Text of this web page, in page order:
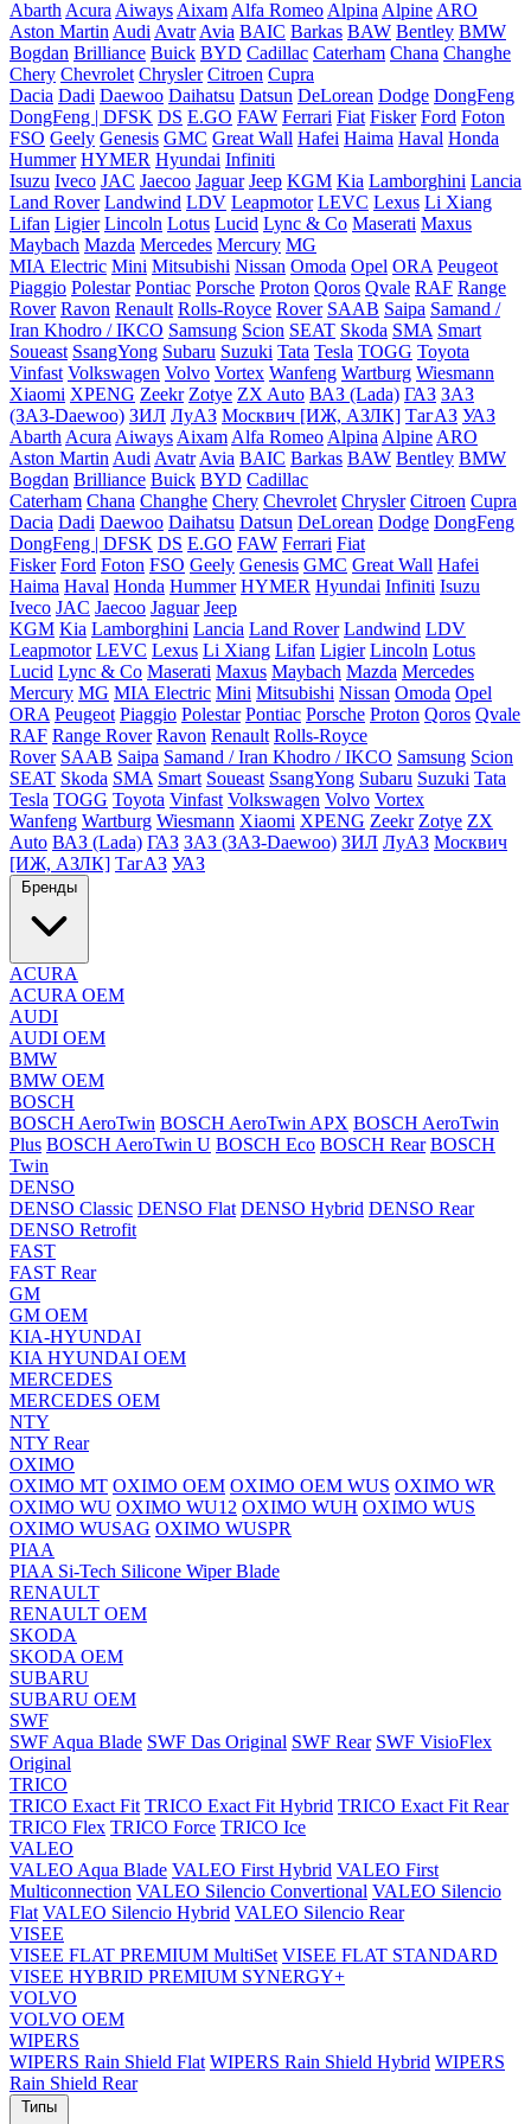
Abarth Acura Aiways Aixam Alfa Romeo Alpina Alpine ARO
Aston Martin Audi Avatr Avia BAIC Barkas BAW Bentley BMW
Bogdan Brilliance Buick BYD Cadillac Caterham Chana Changhe
Chery Chevrolet Chrysler Citroen Cupra
Dacia Dadi Daewoo Daihatsu Datsun DeLorean Dodge DongFeng
DongFeng | DFSK DS E.GO FAW Ferrari Fiat Fisker Ford Foton
FSO Geely Genesis GMC Great Wall Hafei Haima Haval Honda
Hummer HYMER Hyundai Infiniti
Isuzu Iveco JAC Jaecoo Jaguar Jeep KGM Kia Lamborghini Lancia
Land Rover Landwind LDV Leapmotor LEVC Lexus Li Xiang
Lifan Ligier Lincoln Lotus Lucid Lync & Co Maserati Maxus
Maybach Mazda Mercedes Mercury MG
MIA Electric Mini Mitsubishi Nissan Omoda Opel ORA Peugeot
Piaggio Polestar Pontiac Porsche Proton Qoros Qvale RAF Range
Rover Ravon Renault Rolls-Royce Rover SAAB Saipa Samand /
Iran Khodro / IKCO Samsung Scion SEAT Skoda SMA Smart
Soueast SsangYong Subaru Suzuki Tata Tesla TOGG Toyota
Vinfast Volkswagen Volvo Vortex Wanfeng Wartburg Wiesmann
Xiaomi XPENG Zeekr Zotye ZX Auto ВАЗ (Lada) ГАЗ ЗАЗ
(ЗАЗ-Daewoo) ЗИЛ ЛуАЗ Москвич [ИЖ, АЗЛК] ТагАЗ УАЗ
Abarth Acura Aiways Aixam Alfa Romeo Alpina Alpine ARO
Aston Martin Audi Avatr Avia BAIC Barkas BAW Bentley BMW
Bogdan Brilliance Buick BYD Cadillac
Caterham Chana Changhe Chery Chevrolet Chrysler Citroen Cupra
Dacia Dadi Daewoo Daihatsu Datsun DeLorean Dodge DongFeng
DongFeng | DFSK DS E.GO FAW Ferrari Fiat
Fisker Ford Foton FSO Geely Genesis GMC Great Wall Hafei
Haima Haval Honda Hummer HYMER Hyundai Infiniti Isuzu
Iveco JAC Jaecoo Jaguar Jeep
KGM Kia Lamborghini Lancia Land Rover Landwind LDV
Leapmotor LEVC Lexus Li Xiang Lifan Ligier Lincoln Lotus
Lucid Lync & Co Maserati Maxus Maybach Mazda Mercedes
Mercury MG MIA Electric Mini Mitsubishi Nissan Omoda Opel
ORA Peugeot Piaggio Polestar Pontiac Porsche Proton Qoros Qvale
RAF Range Rover Ravon Renault Rolls-Royce
Rover SAAB Saipa Samand / Iran Khodro / IKCO Samsung Scion
SEAT Skoda SMA Smart Soueast SsangYong Subaru Suzuki Tata
Tesla TOGG Toyota Vinfast Volkswagen Volvo Vortex
Wanfeng Wartburg Wiesmann Xiaomi XPENG Zeekr Zotye ZX
Auto ВАЗ (Lada) ГАЗ ЗАЗ (ЗАЗ-Daewoo) ЗИЛ ЛуАЗ Москвич
[ИЖ, АЗЛК] ТагАЗ УАЗ
Бренды
ACURA
ACURA OEM
AUDI
AUDI OEM
BMW
BMW OEM
BOSCH
BOSCH AeroTwin BOSCH AeroTwin APX BOSCH AeroTwin
Plus BOSCH AeroTwin U BOSCH Eco BOSCH Rear BOSCH
Twin
DENSO
DENSO Classic DENSO Flat DENSO Hybrid DENSO Rear
DENSO Retrofit
FAST
FAST Rear
GM
GM OEM
KIA-HYUNDAI
KIA HYUNDAI OEM
MERCEDES
MERCEDES OEM
NTY
NTY Rear
OXIMO
OXIMO MT OXIMO OEM OXIMO OEM WUS OXIMO WR
OXIMO WU OXIMO WU12 OXIMO WUH OXIMO WUS
OXIMO WUSAG OXIMO WUSPR
PIAA
PIAA Si-Tech Silicone Wiper Blade
RENAULT
RENAULT OEM
SKODA
SKODA OEM
SUBARU
SUBARU OEM
SWF
SWF Aqua Blade SWF Das Original SWF Rear SWF VisioFlex
Original
TRICO
TRICO Exact Fit TRICO Exact Fit Hybrid TRICO Exact Fit Rear
TRICO Flex TRICO Force TRICO Ice
VALEO
VALEO Aqua Blade VALEO First Hybrid VALEO First
Multiconnection VALEO Silencio Convertional VALEO Silencio
Flat VALEO Silencio Hybrid VALEO Silencio Rear
VISEE
VISEE FLAT PREMIUM MultiSet VISEE FLAT STANDARD
VISEE HYBRID PREMIUM SYNERGY+
VOLVO
VOLVO OEM
WIPERS
WIPERS Rain Shield Flat WIPERS Rain Shield Hybrid WIPERS
Rain Shield Rear
Типы